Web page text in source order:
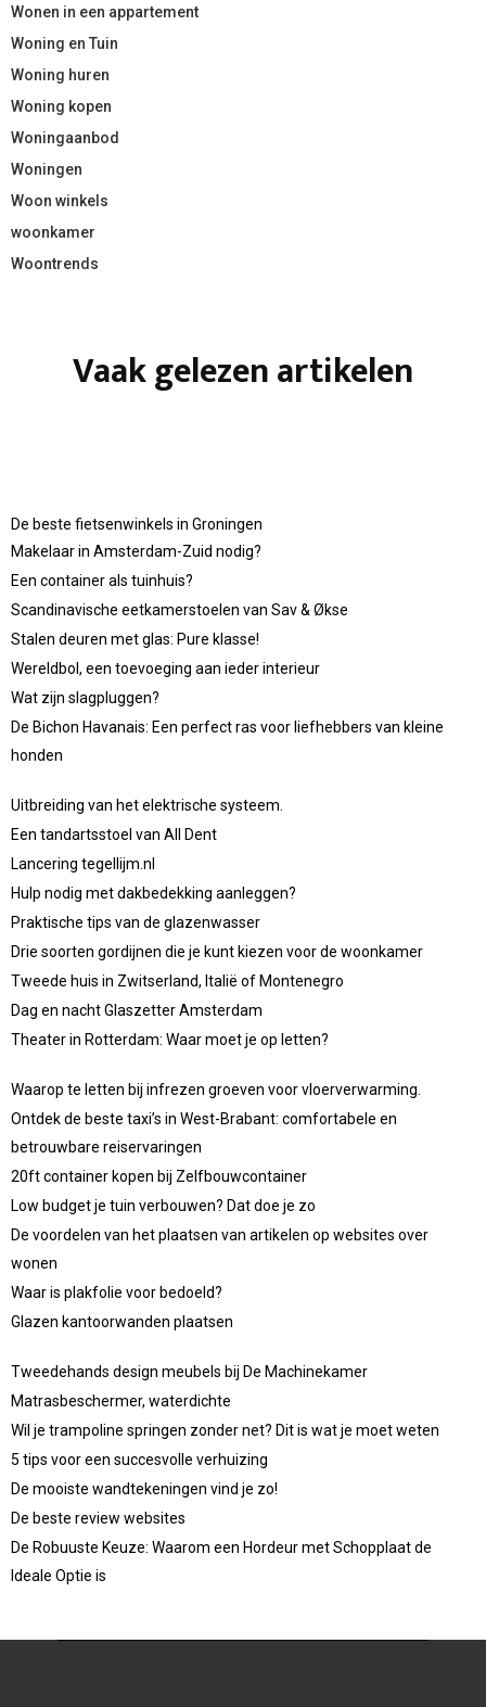
Wonen in een appartement
Woning en Tuin
Woning huren
Woning kopen
Woningaanbod
Woningen
Woon winkels
woonkamer
Woontrends
Vaak gelezen artikelen
De beste fietsenwinkels in Groningen
Makelaar in Amsterdam-Zuid nodig?
Een container als tuinhuis?
Scandinavische eetkamerstoelen van Sav & Økse
Stalen deuren met glas: Pure klasse!
Wereldbol, een toevoeging aan ieder interieur
Wat zijn slagpluggen?
De Bichon Havanais: Een perfect ras voor liefhebbers van kleine
honden
Uitbreiding van het elektrische systeem.
Een tandartsstoel van All Dent
Lancering tegellijm.nl
Hulp nodig met dakbedekking aanleggen?
Praktische tips van de glazenwasser
Drie soorten gordijnen die je kunt kiezen voor de woonkamer
Tweede huis in Zwitserland, Italië of Montenegro
Dag en nacht Glaszetter Amsterdam
Theater in Rotterdam: Waar moet je op letten?
Waarop te letten bij infrezen groeven voor vloerverwarming.
Ontdek de beste taxi’s in West-Brabant: comfortabele en
betrouwbare reiservaringen
20ft container kopen bij Zelfbouwcontainer
Low budget je tuin verbouwen? Dat doe je zo
De voordelen van het plaatsen van artikelen op websites over
wonen
Waar is plakfolie voor bedoeld?
Glazen kantoorwanden plaatsen
Tweedehands design meubels bij De Machinekamer
Matrasbeschermer, waterdichte
Wil je trampoline springen zonder net? Dit is wat je moet weten
5 tips voor een succesvolle verhuizing
De mooiste wandtekeningen vind je zo!
De beste review websites
De Robuuste Keuze: Waarom een Hordeur met Schopplaat de
Ideale Optie is